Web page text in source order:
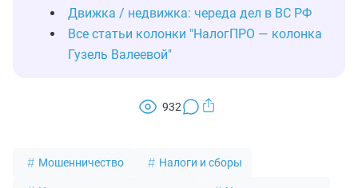
Движка / недвижка: череда дел в ВС РФ
Все статьи колонки "НалогПРО — колонка
Гузель Валеевой"
932
Мошенничество Налоги и сборы